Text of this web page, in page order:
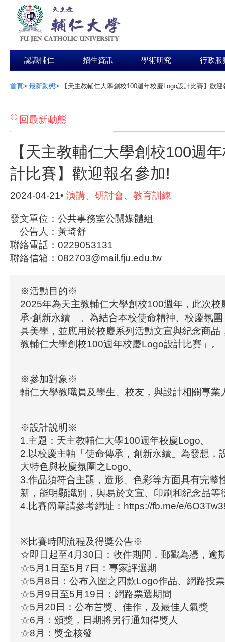
認識輔仁 招生資訊 學術研究 行政服
首頁> 最新動態> 【天主教輔仁大學創校100週年校慶Logo設計比賽】歡
回最新動態
【天主教輔仁大學創校100週
計比賽】歡迎報名參加!
2024-04-21• 演講、研討會、教育訓練
發文單位：公共事務室公關媒體組
公告人：黃琦舒
聯絡電話：0229053131
聯絡信箱：082703@mail.fju.edu.tw
※活動目的※
2025年為天主教輔仁大學創校100週年，此次校
承‧創新永續」。為結合本校使命精神、校慶氛
具美學，並應用於校慶系列活動文宣與紀念商品
教輔仁大學創校100週年校慶Logo設計比賽」。
※參加對象※
輔仁大學教職員及學生、校友，與設計相關專業
※設計說明※
1.主題：天主教輔仁大學100週年校慶Logo。
2.以校慶主軸「使命傳承，創新永續」為發想，
大特色與校慶氛圍之Logo。
3.作品須符合主題，造形、色彩等方面具有完整
新，能明顯識別，與易於文宣、印刷和紀念品等
4.比賽簡章請參考網址：https://fb.me/e/
※比賽時間流程及得獎公告※
☆即日起至4月30日：收件期間，郵戳為憑，逾
☆5月1日至5月7日：專家評選期
☆5月8日：公布入圍之四款Logo作品、網路投
☆5月9日至5月19日：網路票選期間
☆5月20日：公布首獎、佳作，及最佳人氣獎
☆6月：頒獎，日期將另行通知得獎人
☆8月：獎金核發